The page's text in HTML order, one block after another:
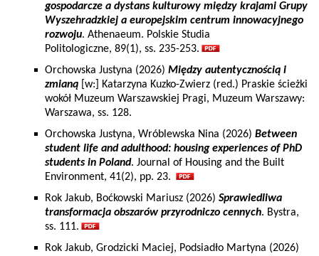
gospodarcze a dystans kulturowy między krajami Grupy
Wyszehradzkiej a europejskim centrum innowacyjnego
rozwoju. Athenaeum. Polskie Studia
Politologiczne, 89(1), ss. 235-253.
Orchowska Justyna (2026) Między autentycznością i
zmianą [w:] Katarzyna Kuzko-Zwierz (red.) Praskie ścieżki
wokół Muzeum Warszawskiej Pragi, Muzeum Warszawy:
Warszawa, ss. 128.
Orchowska Justyna, Wróblewska Nina (2026) Between
student life and adulthood: housing experiences of PhD
students in Poland. Journal of Housing and the Built
Environment, 41(2), pp. 23.
Rok Jakub, Boćkowski Mariusz (2026) Sprawiedliwa
transformacja obszarów przyrodniczo cennych. Bystra,
ss. 111.
Rok Jakub, Grodzicki Maciej, Podsiadło Martyna (2026)